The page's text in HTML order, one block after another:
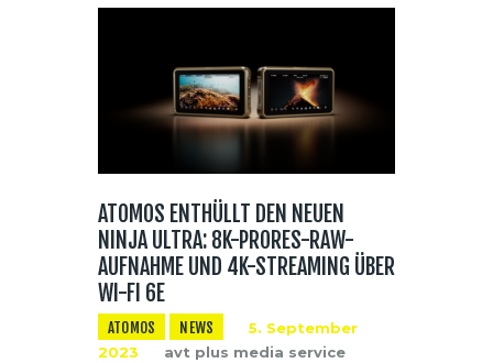
ATOMOS ENTHÜLLT DEN NEUEN
NINJA ULTRA: 8K-PRORES-RAW-
AUFNAHME UND 4K-STREAMING ÜBER
WI-FI 6E
ATOMOS NEWS
5. September
2023
avt plus media service